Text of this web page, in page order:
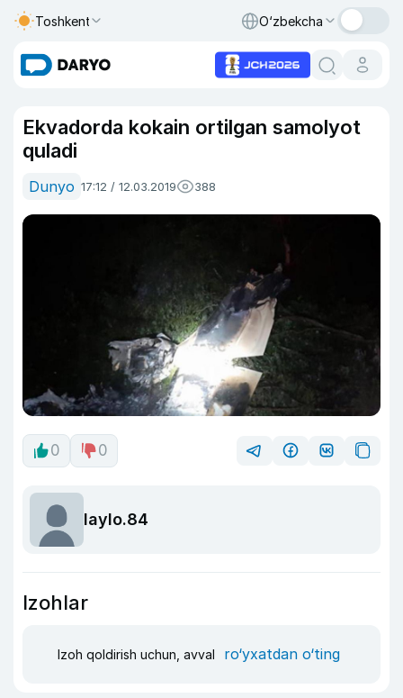
Toshkent O‘zbekcha
Ekvadorda kokain ortilgan samolyot
quladi
Dunyo 17:12 / 12.03.2019 388
0 0
laylo.84
Izohlar
Izoh qoldirish uchun, avval ro‘yxatdan o‘ting